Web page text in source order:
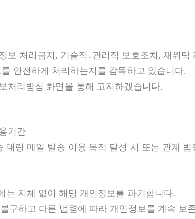
처리금지, 기술적․관리적 보호조치, 재위탁
안전하게 처리하는지를 감독하고 있습니다.
처리방침 화면을 통해 고지하겠습니다.
기간
대량 메일 발송 이용 목적 달성 시 또는 관계
지체 없이 해당 개인정보를 파기합니다.
구하고 다른 법령에 따라 개인정보를 계속 보